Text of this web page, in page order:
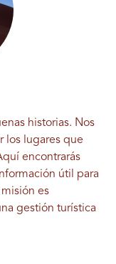
historias. Nos
los lugares que
encontrarás
útil para
es
gestión turística